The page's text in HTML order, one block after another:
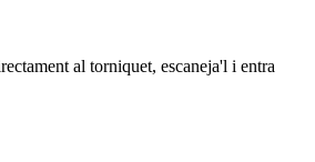
al torniquet, escaneja'l i entra